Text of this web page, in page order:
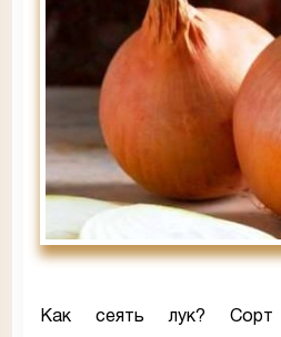
Как сеять лук? Сорт